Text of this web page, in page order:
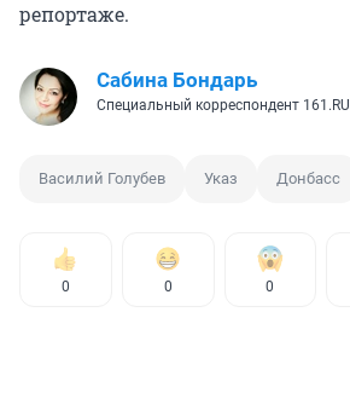
репортаже.
Сабина Бондарь
Специальный корреспондент 161.RU
Василий Голубев Указ Донбасс
0 0 0